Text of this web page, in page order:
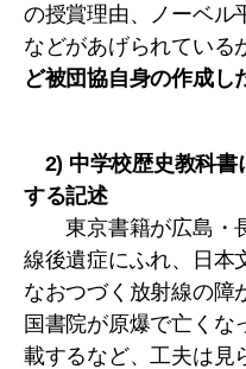
の授賞理由、ノーベル
などがあげられている
ど被団協自身の作成し
2) 中学校歴史教科書
する記述
東京書籍が広島・
線後遺症にふれ、日本
なおつづく放射線の障
国書院が原爆で亡くな
載するなど、工夫は見